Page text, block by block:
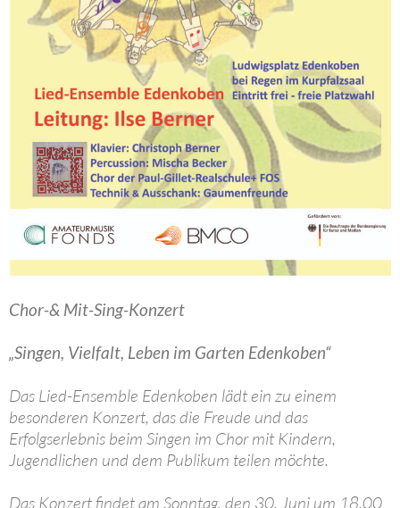
Chor-& Mit-Sing-Konzert
„Singen, Vielfalt, Leben im Garten Edenkoben“
Das Lied-Ensemble Edenkoben lädt ein zu einem
besonderen Konzert, das die Freude und das
Erfolgserlebnis beim Singen im Chor mit Kindern,
Jugendlichen und dem Publikum teilen möchte.
Das Konzert findet am Sonntag, den 30. Juni um 18.00